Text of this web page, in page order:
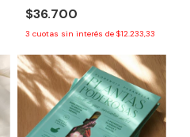
$36.700
3 cuotas sin interés de $12.233,33